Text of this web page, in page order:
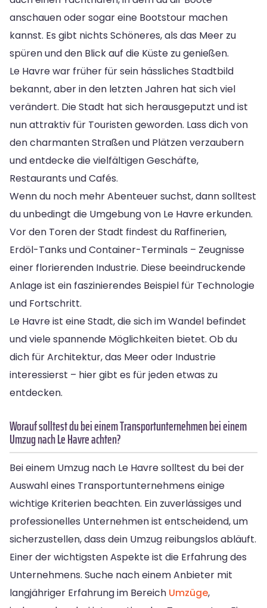
anschauen oder sogar eine Bootstour machen
kannst. Es gibt nichts Schöneres, als das Meer zu
spüren und den Blick auf die Küste zu genießen.
Le Havre war früher für sein hässliches Stadtbild
bekannt, aber in den letzten Jahren hat sich viel
verändert. Die Stadt hat sich herausgeputzt und ist
nun attraktiv für Touristen geworden. Lass dich von
den charmanten Straßen und Plätzen verzaubern
und entdecke die vielfältigen Geschäfte,
Restaurants und Cafés.
Wenn du noch mehr Abenteuer suchst, dann solltest
du unbedingt die Umgebung von Le Havre erkunden.
Vor den Toren der Stadt findest du Raffinerien,
Erdöl-Tanks und Container-Terminals – Zeugnisse
einer florierenden Industrie. Diese beeindruckende
Anlage ist ein faszinierendes Beispiel für Technologie
und Fortschritt.
Le Havre ist eine Stadt, die sich im Wandel befindet
und viele spannende Möglichkeiten bietet. Ob du
dich für Architektur, das Meer oder Industrie
interessierst – hier gibt es für jeden etwas zu
entdecken.
Worauf solltest du bei einem Transportunternehmen bei einem
Umzug nach Le Havre achten?
Bei einem Umzug nach Le Havre solltest du bei der
Auswahl eines Transportunternehmens einige
wichtige Kriterien beachten. Ein zuverlässiges und
professionelles Unternehmen ist entscheidend, um
sicherzustellen, dass dein Umzug reibungslos abläuft.
Einer der wichtigsten Aspekte ist die Erfahrung des
Unternehmens. Suche nach einem Anbieter mit
langjähriger Erfahrung im Bereich Umzüge,